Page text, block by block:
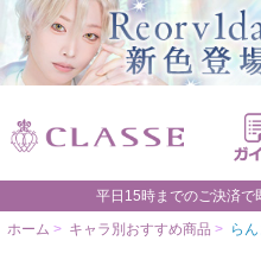
平日15時までのご決済で
ホーム > キャラ別おすすめ商品 > ら